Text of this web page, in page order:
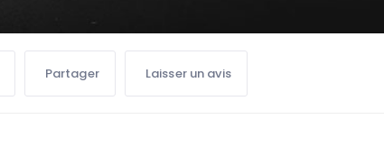
Partager Laisser un avis